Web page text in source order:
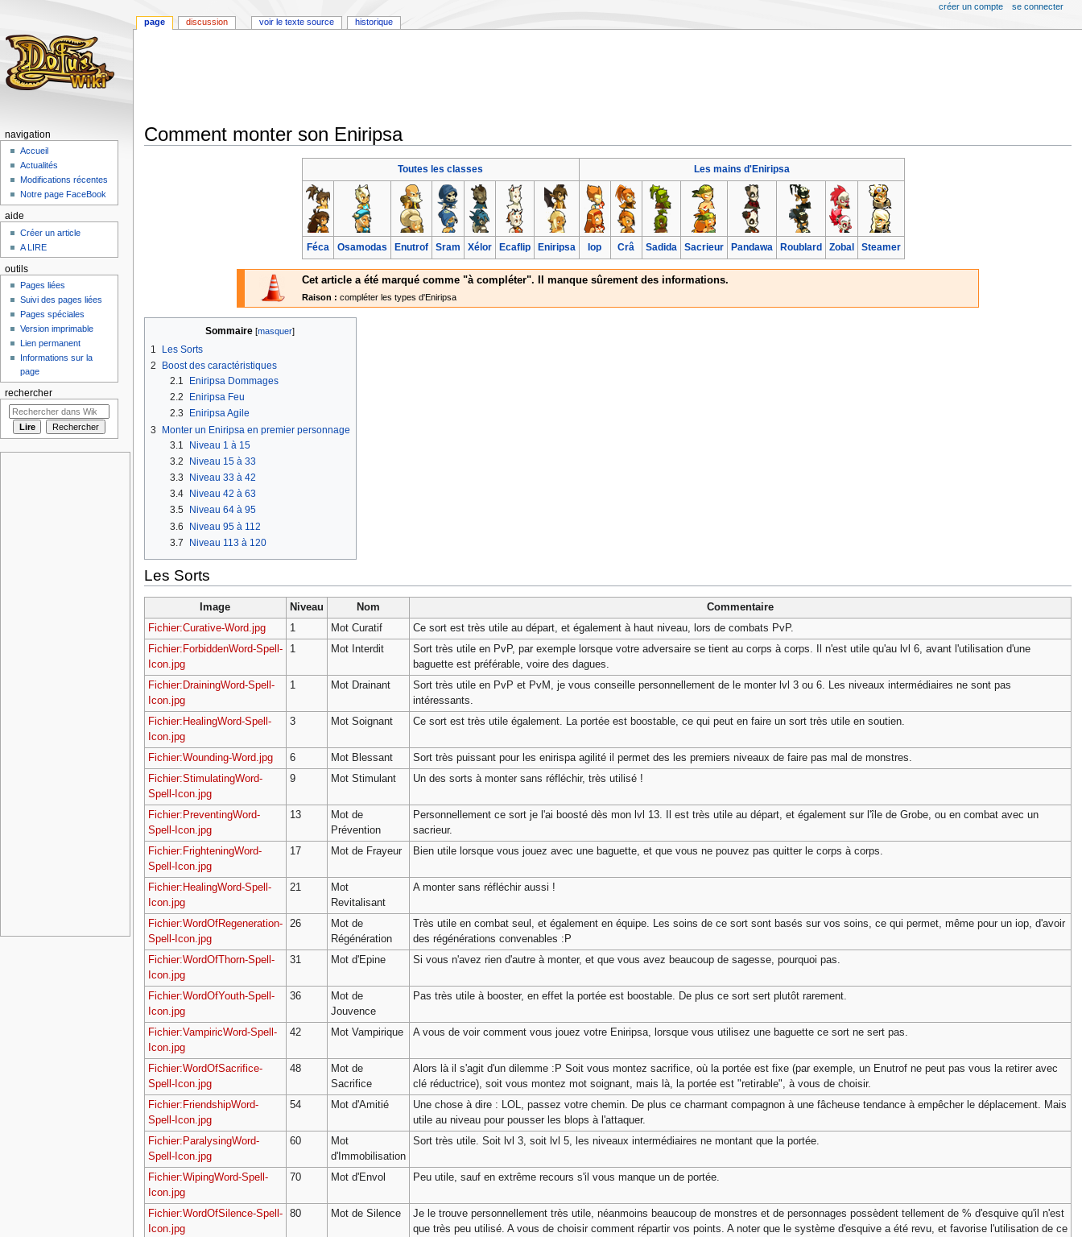
Comment monter son Eniripsa
Toutes les classes Les mains d'Eniripsa
Féca Osamodas Enutrof Sram Xélor Ecaflip Eniripsa Iop Crâ Sadida Sacrieur Pandawa Roublard Zobal Steamer
Cet article a été marqué comme "à compléter". Il manque sûrement des informations.
Raison : compléter les types d'Eniripsa
Sommaire
1
Les Sorts
2
Boost des caractéristiques
2.1
Eniripsa Dommages
2.2
Eniripsa Feu
2.3
Eniripsa Agile
3
Monter un Eniripsa en premier personnage
3.1
Niveau 1 à 15
3.2
Niveau 15 à 33
3.3
Niveau 33 à 42
3.4
Niveau 42 à 63
3.5
Niveau 64 à 95
3.6
Niveau 95 à 112
3.7
Niveau 113 à 120
Les Sorts
Image Niveau Nom
Commentaire
Fichier:Curative-Word.jpg
1 Mot Curatif
Ce sort est très utile au départ, et également à haut niveau, lors de combats PvP.
Fichier:ForbiddenWord-Spell-
Icon.jpg
1 Mot Interdit
Sort très utile en PvP, par exemple lorsque votre adversaire se tient au corps à corps. Il n'est utile qu'au lvl 6, avant l'utilisation d'une
baguette est préférable, voire des dagues.
Fichier:DrainingWord-Spell-
Icon.jpg
1 Mot Drainant
Sort très utile en PvP et PvM, je vous conseille personnellement de le monter lvl 3 ou 6. Les niveaux intermédiaires ne sont pas
intéressants.
Fichier:HealingWord-Spell-
Icon.jpg
3 Mot Soignant Ce sort est très utile également. La portée est boostable, ce qui peut en faire un sort très utile en soutien.
Fichier:Wounding-Word.jpg 6 Mot Blessant
Sort très puissant pour les enirispa agilité il permet des les premiers niveaux de faire pas mal de monstres.
Fichier:StimulatingWord-
Spell-Icon.jpg
9 Mot Stimulant Un des sorts à monter sans réfléchir, très utilisé !
Fichier:PreventingWord-
Spell-Icon.jpg
13
Mot de
Prévention
Personnellement ce sort je l'ai boosté dès mon lvl 13. Il est très utile au départ, et également sur l'île de Grobe, ou en combat avec un
sacrieur.
Fichier:FrighteningWord-
Spell-Icon.jpg
17 Mot de Frayeur Bien utile lorsque vous jouez avec une baguette, et que vous ne pouvez pas quitter le corps à corps.
Fichier:HealingWord-Spell-
Icon.jpg
21
Mot
Revitalisant
A monter sans réfléchir aussi !
Fichier:WordOfRegeneration-
Spell-Icon.jpg
26
Mot de
Régénération
Très utile en combat seul, et également en équipe. Les soins de ce sort sont basés sur vos soins, ce qui permet, même pour un iop, d'avoir
des régénérations convenables :P
Fichier:WordOfThorn-Spell-
Icon.jpg
31 Mot d'Epine Si vous n'avez rien d'autre à monter, et que vous avez beaucoup de sagesse, pourquoi pas.
Fichier:WordOfYouth-Spell-
Icon.jpg
36
Mot de
Jouvence
Pas très utile à booster, en effet la portée est boostable. De plus ce sort sert plutôt rarement.
Fichier:VampiricWord-Spell-
Icon.jpg
42 Mot Vampirique A vous de voir comment vous jouez votre Eniripsa, lorsque vous utilisez une baguette ce sort ne sert pas.
Fichier:WordOfSacrifice-
Spell-Icon.jpg
48
Mot de
Sacrifice
Alors là il s'agit d'un dilemme :P Soit vous montez sacrifice, où la portée est fixe (par exemple, un Enutrof ne peut pas vous la retirer avec
clé réductrice), soit vous montez mot soignant, mais là, la portée est "retirable", à vous de choisir.
Fichier:FriendshipWord-
Spell-Icon.jpg
54 Mot d'Amitié
Une chose à dire : LOL, passez votre chemin. De plus ce charmant compagnon à une fâcheuse tendance à empêcher le déplacement. Mais
utile au niveau pour pousser les blops à l'attaquer.
Fichier:ParalysingWord-
Spell-Icon.jpg
60
Mot
d'Immobilisation
Sort très utile. Soit lvl 3, soit lvl 5, les niveaux intermédiaires ne montant que la portée.
Fichier:WipingWord-Spell-
Icon.jpg
70 Mot d'Envol Peu utile, sauf en extrême recours s'il vous manque un de portée.
Fichier:WordOfSilence-Spell-
Icon.jpg
80 Mot de Silence
Je le trouve personnellement très utile, néanmoins beaucoup de monstres et de personnages possèdent tellement de % d'esquive qu'il n'est
que très peu utilisé. A vous de choisir comment répartir vos points. A noter que le système d'esquive a été revu, et favorise l'utilisation de ce
page discussion voir le texte source historique
créer un compte se connecter
navigation
Accueil
Actualités
Modifications récentes
Notre page FaceBook
aide
Créer un article
A LIRE
outils
Pages liées
Suivi des pages liées
Pages spéciales
Version imprimable
Lien permanent
Informations sur la
page
rechercher